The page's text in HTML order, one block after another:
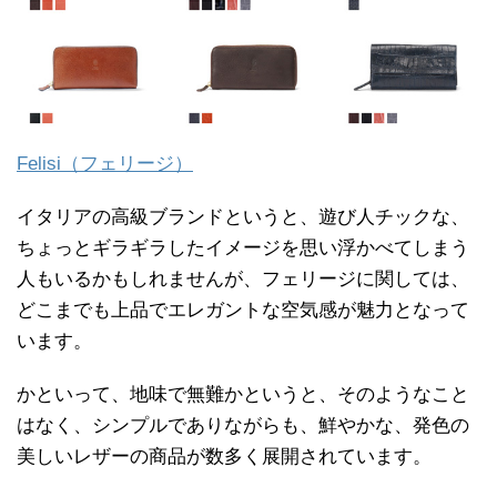
Felisi（フェリージ）
イタリアの高級ブランドというと、遊び人チックな、
ちょっとギラギラしたイメージを思い浮かべてしまう
人もいるかもしれませんが、フェリージに関しては、
どこまでも上品でエレガントな空気感が魅力となって
います。
かといって、地味で無難かというと、そのようなこと
はなく、シンプルでありながらも、鮮やかな、発色の
美しいレザーの商品が数多く展開されています。